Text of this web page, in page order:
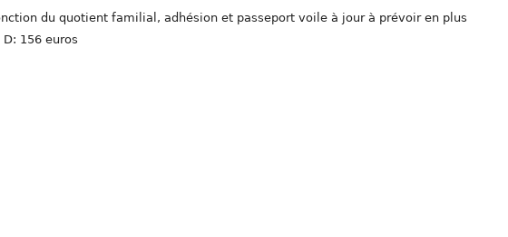
du quotient familial, adhésion et passeport voile à jour à prévoir en plus
156 euros